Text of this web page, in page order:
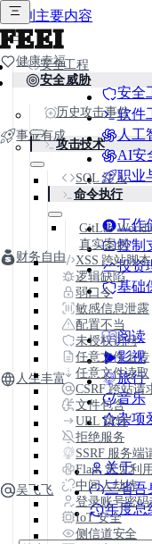
跳到主要内容
FEEI
健康幸福
事业有成
安全
软件
人工
AI安
职业
财务自由
工作
控制
投资
基础
人生丰富
阅读
影视
旅行
音乐
杂项
吴飞飞
关于
三省吾
年度总
安全工程
安全威胁
历史攻击事件
攻击技术
SQL 注入
命令执行
GitLab
真实案例
XSS 跨站脚本
逻辑缺陷
弱口令
敏感信息泄露
配置不当
未授权访问
任意文件上传
任意文件读取
CSRF 跨站请
文件包含
URL 跳转
拒绝服务
SSRF 服务端
Flask 常见利
中间人劫持
登录账号密
IoT 安全
侧信道安全